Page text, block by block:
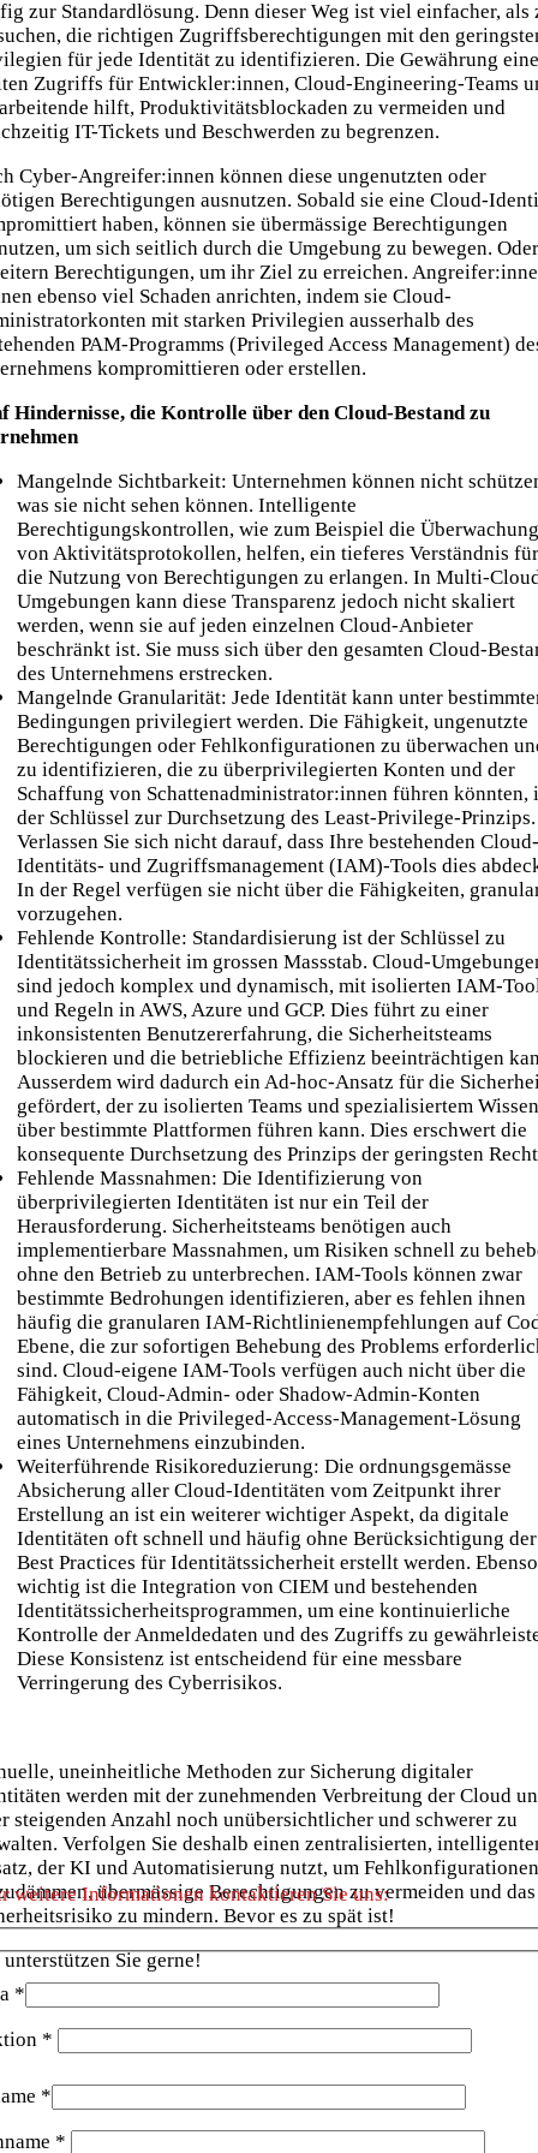
zur Standardlösung. Denn dieser Weg ist viel einfacher, als
die richtigen Zugriffsberechtigungen mit den
für jede Identität zu identifizieren. Die Gewährung
Zugriffs für Entwickler:innen, Cloud-Engineering-Teams
hilft, Produktivitätsblockaden zu vermeiden und
IT-Tickets und Beschwerden zu begrenzen.
Cyber-Angreifer:innen können diese ungenutzten oder
Berechtigungen ausnutzen. Sobald sie eine Cloud-
haben, können sie übermässige Berechtigungen
um sich seitlich durch die Umgebung zu bewegen.
Berechtigungen, um ihr Ziel zu erreichen.
ebenso viel Schaden anrichten, indem sie Cloud-
mit starken Privilegien ausserhalb des
PAM-Programms (Privileged Access Management)
kompromittieren oder erstellen.
Hindernisse, die Kontrolle über den Cloud-Bestand zu
Mangelnde Sichtbarkeit: Unternehmen können nicht
was sie nicht sehen können. Intelligente
Berechtigungskontrollen, wie zum Beispiel die Überwachung
von Aktivitätsprotokollen, helfen, ein tieferes Verständnis für
die Nutzung von Berechtigungen zu erlangen. In Multi-
Umgebungen kann diese Transparenz jedoch nicht skaliert
werden, wenn sie auf jeden einzelnen Cloud-Anbieter
beschränkt ist. Sie muss sich über den gesamten Cloud-
des Unternehmens erstrecken.
Mangelnde Granularität: Jede Identität kann unter
Bedingungen privilegiert werden. Die Fähigkeit, ungenutzte
Berechtigungen oder Fehlkonfigurationen zu überwachen
zu identifizieren, die zu überprivilegierten Konten und der
Schaffung von Schattenadministrator:innen führen könnten,
der Schlüssel zur Durchsetzung des Least-Privilege-Prinzips.
Verlassen Sie sich nicht darauf, dass Ihre bestehenden Cloud-
Identitäts- und Zugriffsmanagement (IAM)-Tools dies
In der Regel verfügen sie nicht über die Fähigkeiten,
vorzugehen.
Fehlende Kontrolle: Standardisierung ist der Schlüssel zu
Identitätssicherheit im grossen Massstab. Cloud-
sind jedoch komplex und dynamisch, mit isolierten IAM-
und Regeln in AWS, Azure und GCP. Dies führt zu einer
inkonsistenten Benutzererfahrung, die Sicherheitsteams
blockieren und die betriebliche Effizienz beeinträchtigen
Ausserdem wird dadurch ein Ad-hoc-Ansatz für die
gefördert, der zu isolierten Teams und spezialisiertem Wissen
über bestimmte Plattformen führen kann. Dies erschwert die
konsequente Durchsetzung des Prinzips der geringsten
Fehlende Massnahmen: Die Identifizierung von
überprivilegierten Identitäten ist nur ein Teil der
Herausforderung. Sicherheitsteams benötigen auch
implementierbare Massnahmen, um Risiken schnell zu
ohne den Betrieb zu unterbrechen. IAM-Tools können zwar
bestimmte Bedrohungen identifizieren, aber es fehlen ihnen
häufig die granularen IAM-Richtlinienempfehlungen auf
Ebene, die zur sofortigen Behebung des Problems
sind. Cloud-eigene IAM-Tools verfügen auch nicht über die
Fähigkeit, Cloud-Admin- oder Shadow-Admin-Konten
automatisch in die Privileged-Access-Management-Lösung
eines Unternehmens einzubinden.
Weiterführende Risikoreduzierung: Die ordnungsgemässe
Absicherung aller Cloud-Identitäten vom Zeitpunkt ihrer
Erstellung an ist ein weiterer wichtiger Aspekt, da digitale
Identitäten oft schnell und häufig ohne Berücksichtigung der
Best Practices für Identitätssicherheit erstellt werden. Ebenso
wichtig ist die Integration von CIEM und bestehenden
Identitätssicherheitsprogrammen, um eine kontinuierliche
Kontrolle der Anmeldedaten und des Zugriffs zu
Diese Konsistenz ist entscheidend für eine messbare
Verringerung des Cyberrisikos.
uneinheitliche Methoden zur Sicherung digitaler
werden mit der zunehmenden Verbreitung der Cloud
steigenden Anzahl noch unübersichtlicher und schwerer zu
Verfolgen Sie deshalb einen zentralisierten,
der KI und Automatisierung nutzt, um Fehlkonfigurationen
übermässige Berechtigungen zu vermeiden und das
zu mindern. Bevor es zu spät ist!
Sie gerne!
weitere Informationen kontaktieren Sie uns:
*
*
*
*